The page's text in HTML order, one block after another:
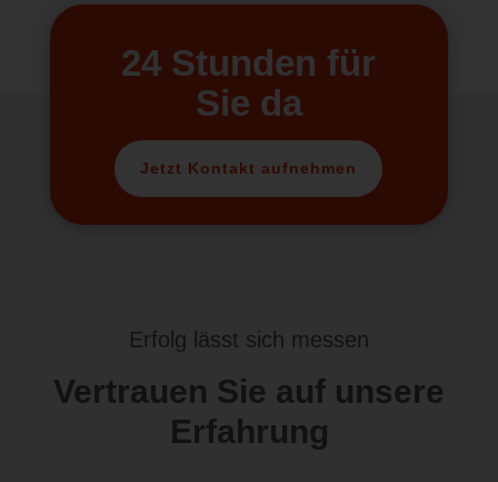
24 Stunden für
Sie da
Jetzt Kontakt aufnehmen
Erfolg lässt sich messen
Vertrauen Sie auf unsere
Erfahrung